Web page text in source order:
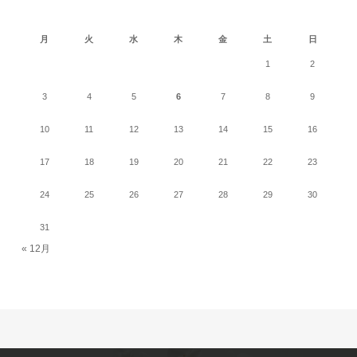
月
火 水 木 金 土 日
1 2
3 4 5 6 7 8 9
10 11 12 13 14 15 16
17 18 19 20 21 22 23
24 25 26 27 28 29 30
31
« 12月